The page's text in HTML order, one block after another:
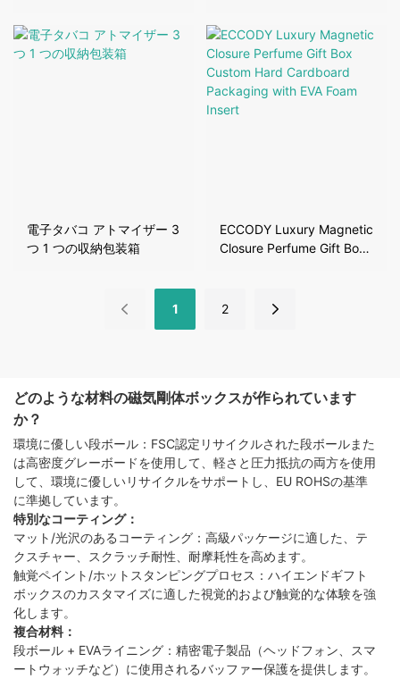
き）
電子タバコ アトマイザー 3
つ 1 つの収納包装箱
ECCODY Luxury Magnetic
Closure Perfume Gift Box
Insert
1 2
どのような材料の磁気剛体ボックスが作られています
か？
環境に優しい段ボール：FSC認定リサイクルされた段ボールまた
は高密度グレーボードを使用して、軽さと圧力抵抗の両方を使用
して、環境に優しいリサイクルをサポートし、EU ROHSの基準
に準拠しています。
特別なコーティング：
マット/光沢のあるコーティング：高級パッケージに適した、テ
クスチャー、スクラッチ耐性、耐摩耗性を高めます。
触覚ペイント/ホットスタンピングプロセス：ハイエンドギフト
ボックスのカスタマイズに適した視覚的および触覚的な体験を強
化します。
複合材料：
段ボール + EVAライニング：精密電子製品（ヘッドフォン、スマ
ートウォッチなど）に使用されるバッファー保護を提供します。